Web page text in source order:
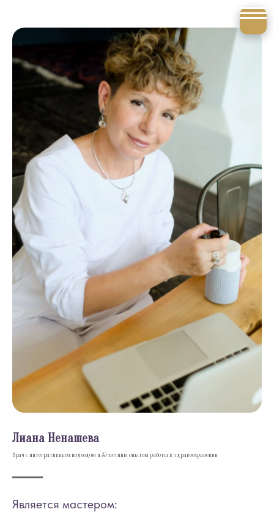
Лиана Ненашева
Врач с интегративным подходом и 35-летним опытом работы в здравоохранении
Является мастером: